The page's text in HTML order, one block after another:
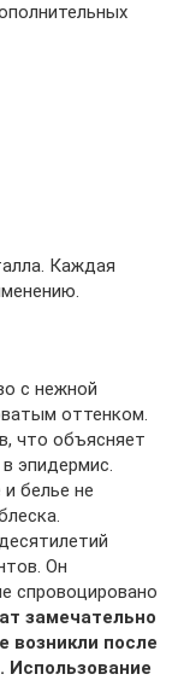
Каждая
с нежной
оттенком.
что объясняет
эпидермис.
белье не
Он
спровоцировано
замечательно
возникли после
Использование